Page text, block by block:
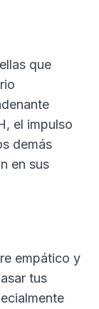
que
el impulso
demás
en sus
empático y
tus